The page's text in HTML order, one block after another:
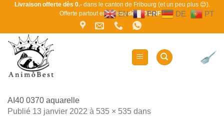
PasserLivraison offerte dès 0.-dans le canton de Fribourg (et un peu plus 😊).
Offerte partout en Suissedès 80 CHF !
AI40 0370 aquarelle
Publié 13 janvier 2022 à 535 × 535 dans
EN FR DE PT